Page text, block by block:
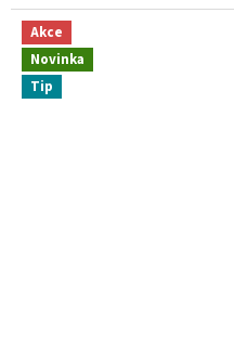
Akce
Novinka
Tip